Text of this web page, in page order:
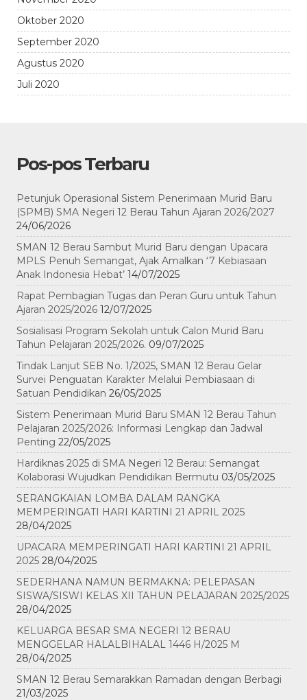
Oktober 2020
September 2020
Agustus 2020
Juli 2020
Pos-pos Terbaru
Petunjuk Operasional Sistem Penerimaan Murid Baru
(SPMB) SMA Negeri 12 Berau Tahun Ajaran 2026/2027
24/06/2026
SMAN 12 Berau Sambut Murid Baru dengan Upacara
MPLS Penuh Semangat, Ajak Amalkan ‘7 Kebiasaan
Anak Indonesia Hebat’ 14/07/2025
Rapat Pembagian Tugas dan Peran Guru untuk Tahun
Ajaran 2025/2026 12/07/2025
Sosialisasi Program Sekolah untuk Calon Murid Baru
Tahun Pelajaran 2025/2026. 09/07/2025
Tindak Lanjut SEB No. 1/2025, SMAN 12 Berau Gelar
Survei Penguatan Karakter Melalui Pembiasaan di
Satuan Pendidikan 26/05/2025
Sistem Penerimaan Murid Baru SMAN 12 Berau Tahun
Pelajaran 2025/2026: Informasi Lengkap dan Jadwal
Penting 22/05/2025
Hardiknas 2025 di SMA Negeri 12 Berau: Semangat
Kolaborasi Wujudkan Pendidikan Bermutu 03/05/2025
SERANGKAIAN LOMBA DALAM RANGKA
MEMPERINGATI HARI KARTINI 21 APRIL 2025
28/04/2025
UPACARA MEMPERINGATI HARI KARTINI 21 APRIL
2025 28/04/2025
SEDERHANA NAMUN BERMAKNA: PELEPASAN
SISWA/SISWI KELAS XII TAHUN PELAJARAN 2025/2025
28/04/2025
KELUARGA BESAR SMA NEGERI 12 BERAU
MENGGELAR HALALBIHALAL 1446 H/2025 M
28/04/2025
SMAN 12 Berau Semarakkan Ramadan dengan Berbagi
21/03/2025